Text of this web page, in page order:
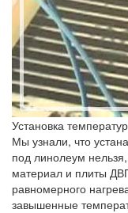
Установка
Мы узнали, что
под линолеум
материал и плиты
равномерного
завышенные